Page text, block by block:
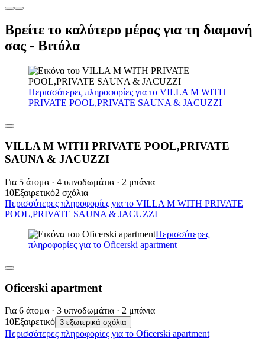
Βρείτε το καλύτερο μέρος για τη διαμονή
σας - Βιτόλα
Περισσότερες πληροφορίες για το VILLA M WITH
PRIVATE POOL,PRIVATE SAUNA & JACUZZI
VILLA M WITH PRIVATE POOL,PRIVATE
SAUNA & JACUZZI
Για 5 άτομα · 4 υπνοδωμάτια · 2 μπάνια
10Εξαιρετικό2 σχόλια
Περισσότερες πληροφορίες για το VILLA M WITH PRIVATE
POOL,PRIVATE SAUNA & JACUZZI
Περισσότερες
πληροφορίες για το Oficerski apartment
Oficerski apartment
Για 6 άτομα · 3 υπνοδωμάτια · 2 μπάνια
10Εξαιρετικό 3 εξωτερικά σχόλια
Περισσότερες πληροφορίες για το Oficerski apartment